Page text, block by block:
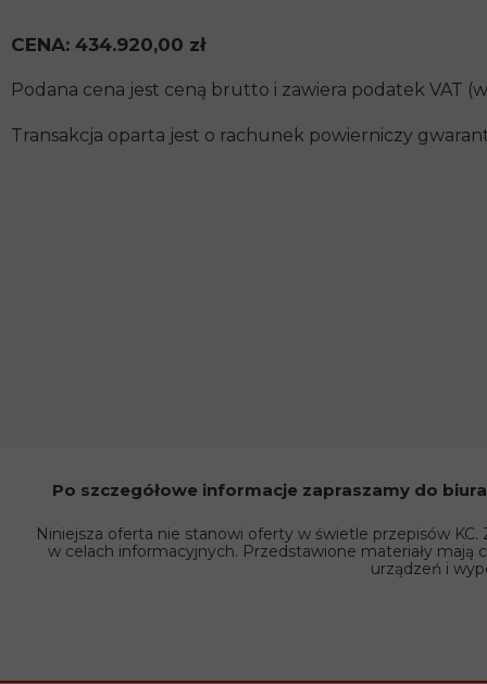
CENA: 434.920,00 zł
Podana cena jest ceną brutto i zawiera podatek VAT
Transakcja oparta jest o rachunek powierniczy
Niniejsza oferta nie stanowi oferty w świetle przepisów
w celach informacyjnych. Przedstawione materiały
urządzeń i
Po szczegółowe informacje zapraszamy do